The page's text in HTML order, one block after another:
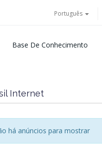
Português
Base De Conhecimento
Internet
há anúncios para mostrar